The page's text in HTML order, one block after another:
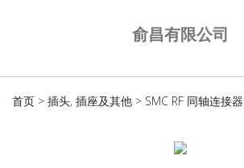
俞昌有限公司
首页 > 插头, 插座及其他 > SMC RF 同轴连接器